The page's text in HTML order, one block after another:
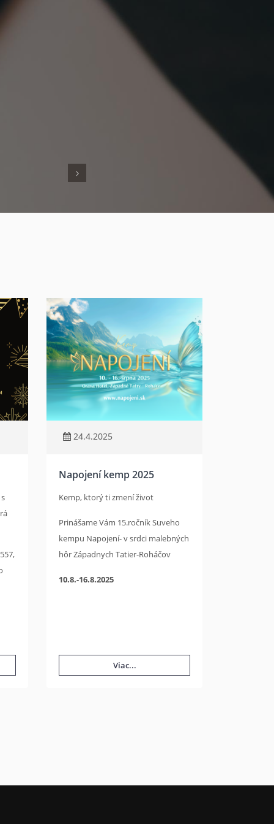
Ďalší
24.4.2025
Napojení kemp 2025
Kemp, ktorý ti zmení život
Prinášame Vám 15.ročník Suveho
kempu Napojení- v srdci malebných
hôr Západnych Tatier-Roháčov
10.8.-16.8.2025
Viac...